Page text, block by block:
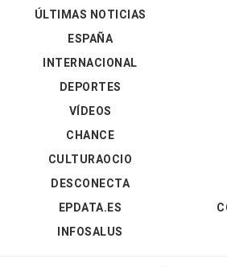
ÚLTIMAS NOTICIAS
ESPAÑA
INTERNACIONAL
DEPORTES
VÍDEOS
CHANCE
CULTURAOCIO
DESCONECTA
EPDATA.ES
INFOSALUS